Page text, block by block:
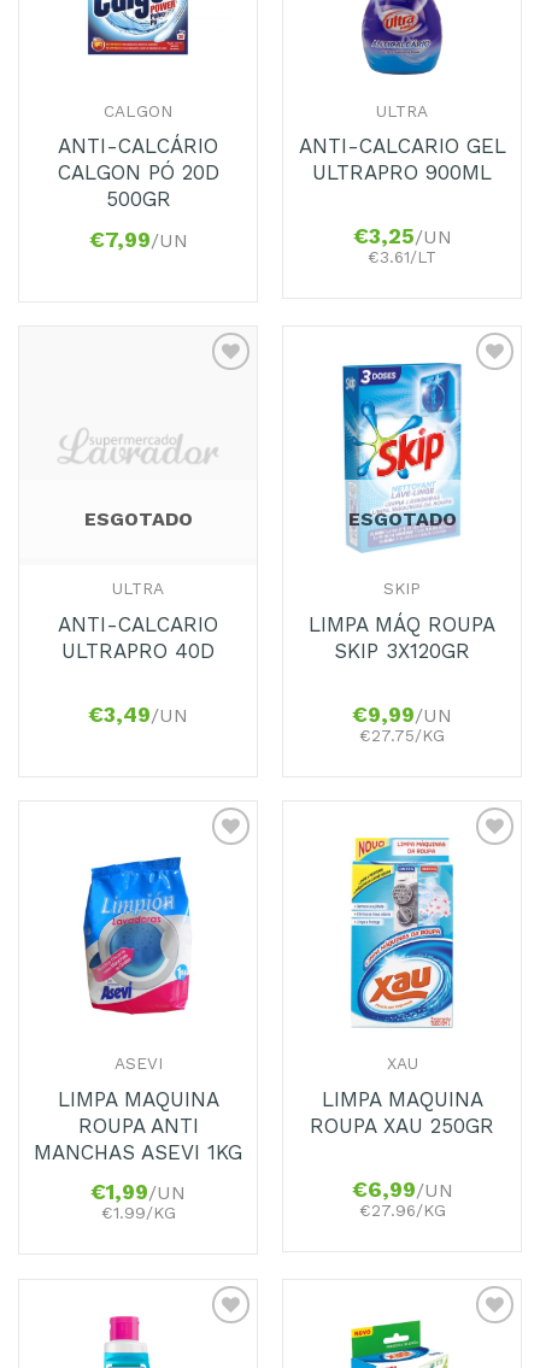
CALGON
ANTI-CALCÁRIO
CALGON PÓ 20D
500GR
€7,99/UN
ULTRA
ANTI-CALCARIO GEL
ULTRAPRO 900ML
€3,25/UN
€3.61/LT
Favoritos
ESGOTADO
ULTRA
ANTI-CALCARIO
ULTRAPRO 40D
€3,49/UN
Adicionar
Favoritos
ESGOTADO
SKIP
LIMPA MÁQ ROUPA
SKIP 3X120GR
€9,99/UN
€27.75/KG
Adicionar
Favoritos
ASEVI
LIMPA MAQUINA
ROUPA ANTI
MANCHAS ASEVI 1KG
€1,99/UN
€1.99/KG
Adicionar
Favoritos
XAU
LIMPA MAQUINA
ROUPA XAU 250GR
€6,99/UN
€27.96/KG
Adicionar